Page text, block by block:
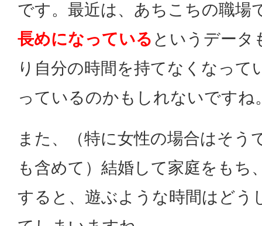
です。最近は、あちこちの職場
長めになっている というデータ
り自分の時間を持てなくなって
っているのかもしれないですね
また、（特に女性の場合はそう
も含めて）結婚して家庭をもち
すると、遊ぶような時間はどう